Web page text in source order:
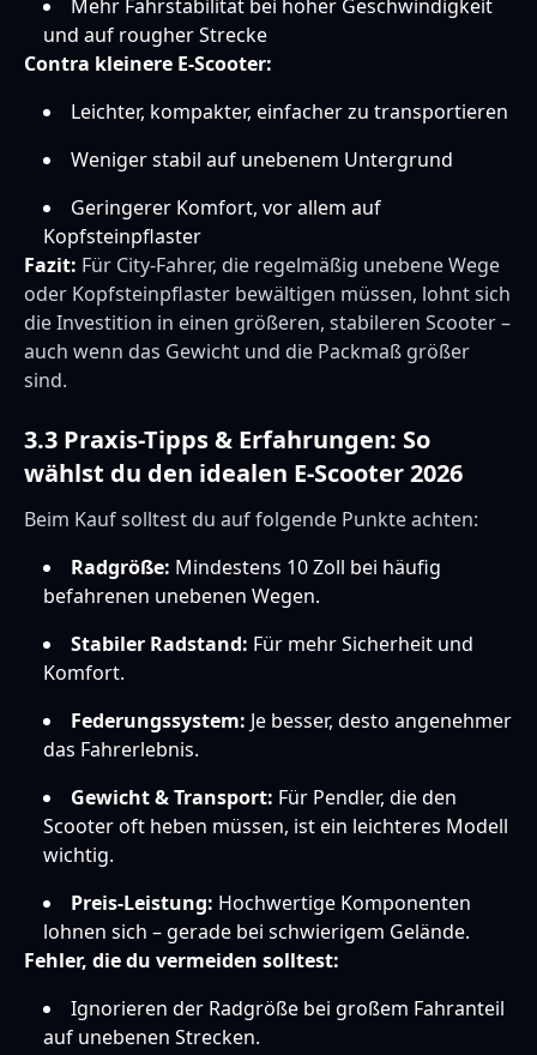
Mehr Fahrstabilität bei hoher Geschwindigkeit
und auf rougher Strecke
Contra kleinere E-Scooter:
Leichter, kompakter, einfacher zu transportieren
Weniger stabil auf unebenem Untergrund
Geringerer Komfort, vor allem auf
Kopfsteinpflaster
Fazit: Für City-Fahrer, die regelmäßig unebene Wege
oder Kopfsteinpflaster bewältigen müssen, lohnt sich
die Investition in einen größeren, stabileren Scooter –
auch wenn das Gewicht und die Packmaß größer
sind.
3.3 Praxis-Tipps & Erfahrungen: So
wählst du den idealen E-Scooter 2026
Beim Kauf solltest du auf folgende Punkte achten:
Radgröße: Mindestens 10 Zoll bei häufig
befahrenen unebenen Wegen.
Stabiler Radstand: Für mehr Sicherheit und
Komfort.
Federungssystem: Je besser, desto angenehmer
das Fahrerlebnis.
Gewicht & Transport: Für Pendler, die den
Scooter oft heben müssen, ist ein leichteres Modell
wichtig.
Preis-Leistung: Hochwertige Komponenten
lohnen sich – gerade bei schwierigem Gelände.
Fehler, die du vermeiden solltest:
Ignorieren der Radgröße bei großem Fahranteil
auf unebenen Strecken.